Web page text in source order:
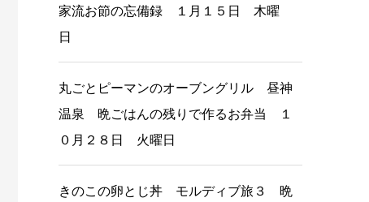
家流お節の忘備録 １月１５日 木曜
日
丸ごとピーマンのオーブングリル 昼神
温泉 晩ごはんの残りで作るお弁当 １
０月２８日 火曜日
きのこの卵とじ丼 モルディブ旅３ 晩